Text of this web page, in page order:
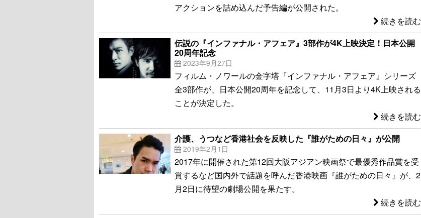
アクションを詰め込んだ予告編が公開された。
続きを読む
伝説の『インファナル・アフェア』3部作が4K上映決定！日本公開
20周年記念
2023年9月27日
フィルム・ノワールの金字塔『インファナル・アフェア』シリーズ
全3部作が、日本公開20周年を記念して、11月3日より4K上映される
ことが決定した。
続きを読む
介護、うつなど香港社会を反映した『誰がための日々』が公開
2019年2月1日
2017年に開催された第12回大阪アジアン映画祭で最優秀作品賞を受
賞するなど国内外で話題を呼んだ香港映画『誰がための日々』が、2
月2日に待望の劇場公開を果たす。
続きを読む